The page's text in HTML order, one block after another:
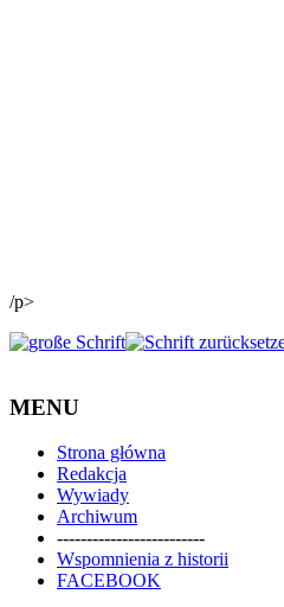
/p>
MENU
Strona główna
Redakcja
Wywiady
Archiwum
-------------------------
Wspomnienia z historii
FACEBOOK